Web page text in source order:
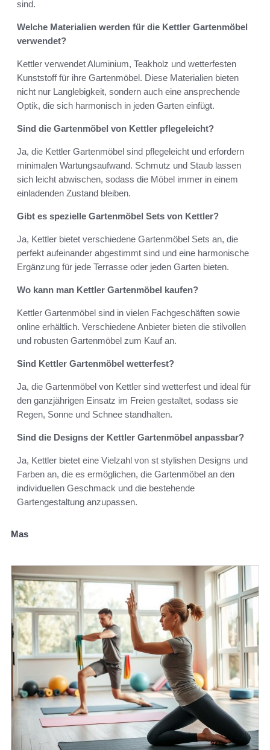
sind.
Welche Materialien werden für die Kettler Gartenmöbel
verwendet?
Kettler verwendet Aluminium, Teakholz und wetterfesten
Kunststoff für ihre Gartenmöbel. Diese Materialien bieten
nicht nur Langlebigkeit, sondern auch eine ansprechende
Optik, die sich harmonisch in jeden Garten einfügt.
Sind die Gartenmöbel von Kettler pflegeleicht?
Ja, die Kettler Gartenmöbel sind pflegeleicht und erfordern
minimalen Wartungsaufwand. Schmutz und Staub lassen
sich leicht abwischen, sodass die Möbel immer in einem
einladenden Zustand bleiben.
Gibt es spezielle Gartenmöbel Sets von Kettler?
Ja, Kettler bietet verschiedene Gartenmöbel Sets an, die
perfekt aufeinander abgestimmt sind und eine harmonische
Ergänzung für jede Terrasse oder jeden Garten bieten.
Wo kann man Kettler Gartenmöbel kaufen?
Kettler Gartenmöbel sind in vielen Fachgeschäften sowie
online erhältlich. Verschiedene Anbieter bieten die stilvollen
und robusten Gartenmöbel zum Kauf an.
Sind Kettler Gartenmöbel wetterfest?
Ja, die Gartenmöbel von Kettler sind wetterfest und ideal für
den ganzjährigen Einsatz im Freien gestaltet, sodass sie
Regen, Sonne und Schnee standhalten.
Sind die Designs der Kettler Gartenmöbel anpassbar?
Ja, Kettler bietet eine Vielzahl von st stylishen Designs und
Farben an, die es ermöglichen, die Gartenmöbel an den
individuellen Geschmack und die bestehende
Gartengestaltung anzupassen.
Mas